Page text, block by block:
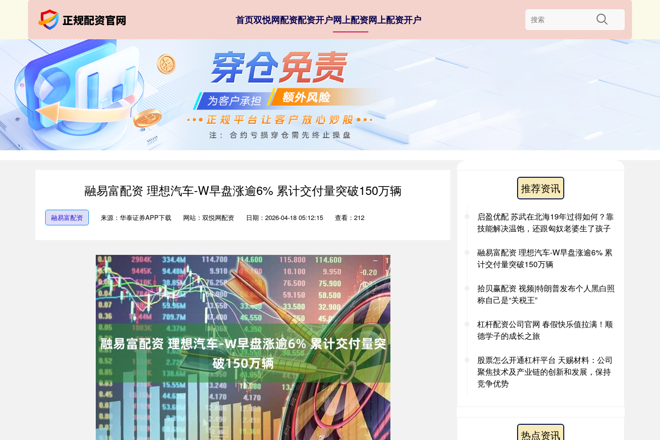
首页双悦网配资配资开户网上配资网上配资开户
融易富配资 理想汽车-W早盘涨逾6% 累计交付量突破150万辆
融易富配资 来源：华泰证券APP下载 网站：双悦网配资 日期：2026-04-18 05:12:15 查看：212
推荐资讯
启盈优配 苏武在北海19年过得如何？靠
技能解决温饱，还跟匈奴老婆生了孩子
融易富配资 理想汽车-W早盘涨逾6% 累
计交付量突破150万辆
拾贝赢配资 视频|特朗普发布个人黑白照
称自己是“关税王”
杠杆配资公司官网 春假快乐值拉满！顺
德学子的成长之旅
股票怎么开通杠杆平台 天赐材料：公司
聚焦技术及产业链的创新和发展，保持
竞争优势
热点资讯